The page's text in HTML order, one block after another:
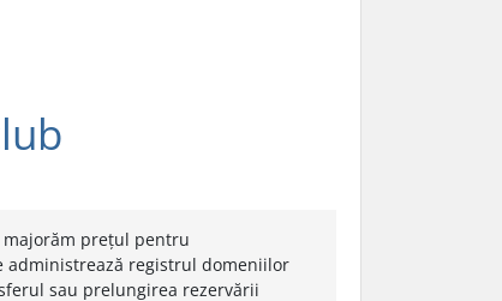
majorăm prețul pentru
administrează registrul domeniilor
sau prelungirea rezervării